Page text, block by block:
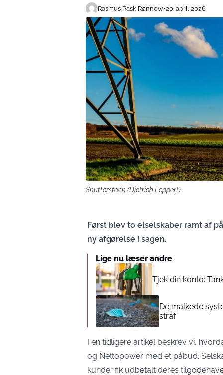
Rasmus Rask Rønnow•20. april 2026
Shutterstock (Dietrich Leppert)
Først blev to elselskaber ramt af
ny afgørelse i sagen.
Lige nu læser andre
Tjek din konto:
De malkede
straf
I en tidligere artikelbeskrev vi,
og Nettopower med et påbud.
kunder fik udbetalt deres